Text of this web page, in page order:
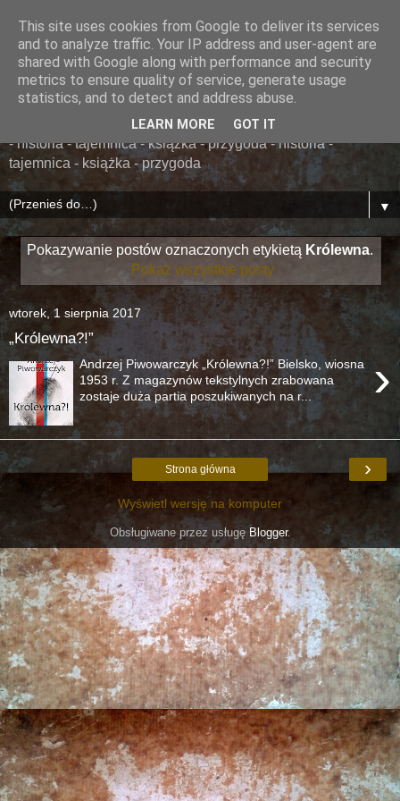
......... ZAPOMNIANA
BIBLIOTEKA ........
książka - przygoda - historia - tajemnica - książka - przygoda
- historia - tajemnica - książka - przygoda - historia -
tajemnica - książka - przygoda
▼
Pokazywanie postów oznaczonych etykietą Królewna.
Pokaż wszystkie posty
wtorek, 1 sierpnia 2017
„Królewna?!”
›
Andrzej Piwowarczyk „Królewna?!” Bielsko, wiosna
1953 r. Z magazynów tekstylnych zrabowana
zostaje duża partia poszukiwanych na r...
›
Strona główna
Wyświetl wersję na komputer
Obsługiwane przez usługęBlogger.
This site uses cookies from Google to deliver its services
and to analyze traffic. Your IP address and user-agent are
shared with Google along with performance and security
metrics to ensure quality of service, generate usage
statistics, and to detect and address abuse.
LEARN MORE GOT IT